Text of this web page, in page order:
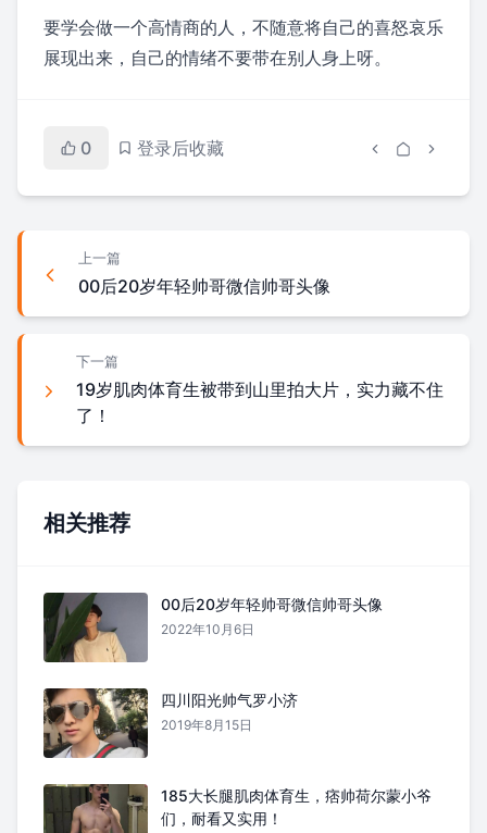
要学会做一个高情商的人，不随意将自己的喜怒哀乐
展现出来，自己的情绪不要带在别人身上呀。
0 登录后收藏
上一篇
00后20岁年轻帅哥微信帅哥头像
下一篇
19岁肌肉体育生被带到山里拍大片，实力藏不住
了！
相关推荐
00后20岁年轻帅哥微信帅哥头像
2022年10月6日
四川阳光帅气罗小济
2019年8月15日
185大长腿肌肉体育生，痞帅荷尔蒙小爷
们，耐看又实用！